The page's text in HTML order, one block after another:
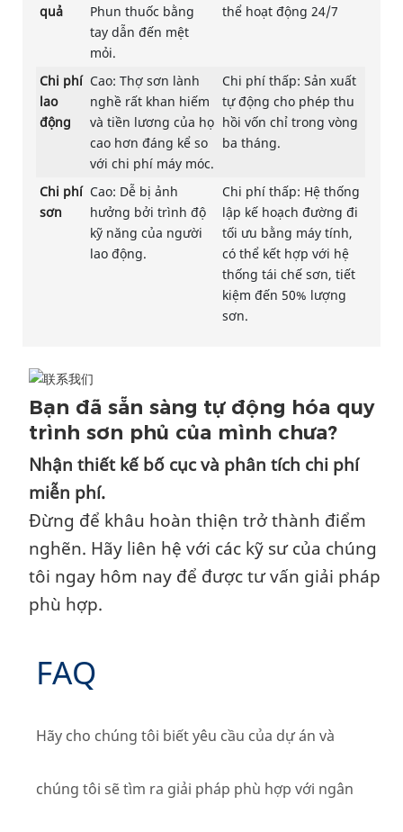
quả
Phun thuốc bằng
tay dẫn đến mệt
mỏi.
thể hoạt động 24/7
Chi phí
lao
động
Cao: Thợ sơn lành
nghề rất khan hiếm
và tiền lương của họ
cao hơn đáng kể so
với chi phí máy móc.
Chi phí thấp: Sản xuất
tự động cho phép thu
hồi vốn chỉ trong vòng
ba tháng.
Chi phí
sơn
Cao: Dễ bị ảnh
hưởng bởi trình độ
kỹ năng của người
lao động.
Chi phí thấp: Hệ thống
lập kế hoạch đường đi
tối ưu bằng máy tính,
có thể kết hợp với hệ
thống tái chế sơn, tiết
kiệm đến 50% lượng
sơn.
Bạn đã sẵn sàng tự động hóa quy
trình sơn phủ của mình chưa?
Nhận thiết kế bố cục và phân tích chi phí
miễn phí.
Đừng để khâu hoàn thiện trở thành điểm
nghẽn. Hãy liên hệ với các kỹ sư của chúng
tôi ngay hôm nay để được tư vấn giải pháp
phù hợp.
FAQ
Hãy cho chúng tôi biết yêu cầu của dự án và
chúng tôi sẽ tìm ra giải pháp phù hợp với ngân